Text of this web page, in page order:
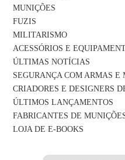
MUNIÇÕES
FUZIS
MILITARISMO
ACESSÓRIOS E
ÚLTIMAS NOTÍCIAS
SEGURANÇA COM ARMAS E
CRIADORES E DESIGNERS
ÚLTIMOS LANÇAMENTOS
FABRICANTES DE
LOJA DE E-BOOKS